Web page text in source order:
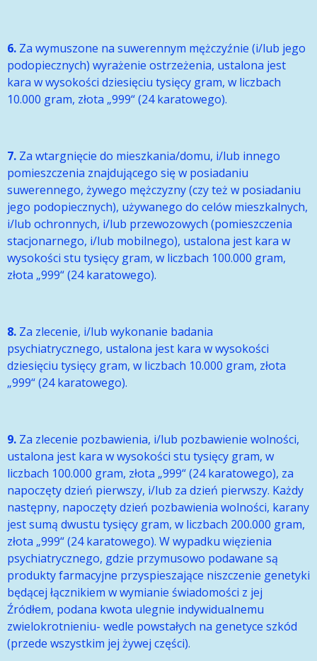
6. Za wymuszone na suwerennym mężczyźnie (i/lub jego
podopiecznych) wyrażenie ostrzeżenia, ustalona jest
kara w wysokości dziesięciu tysięcy gram, w liczbach
10.000 gram, złota „999“ (24 karatowego).
7. Za wtargnięcie do mieszkania/domu, i/lub innego
pomieszczenia znajdującego się w posiadaniu
suwerennego, żywego mężczyzny (czy też w posiadaniu
jego podopiecznych), używanego do celów mieszkalnych,
i/lub ochronnych, i/lub przewozowych (pomieszczenia
stacjonarnego, i/lub mobilnego), ustalona jest kara w
wysokości stu tysięcy gram, w liczbach 100.000 gram,
złota „999“ (24 karatowego).
8. Za zlecenie, i/lub wykonanie badania
psychiatrycznego, ustalona jest kara w wysokości
dziesięciu tysięcy gram, w liczbach 10.000 gram, złota
„999“ (24 karatowego).
9. Za zlecenie pozbawienia, i/lub pozbawienie wolności,
ustalona jest kara w wysokości stu tysięcy gram, w
liczbach 100.000 gram, złota „999“ (24 karatowego), za
napoczęty dzień pierwszy, i/lub za dzień pierwszy. Każdy
następny, napoczęty dzień pozbawienia wolności, karany
jest sumą dwustu tysięcy gram, w liczbach 200.000 gram,
złota „999“ (24 karatowego). W wypadku więzienia
psychiatrycznego, gdzie przymusowo podawane są
produkty farmacyjne przyspieszające niszczenie genetyki
będącej łącznikiem w wymianie świadomości z jej
Źródłem, podana kwota ulegnie indywidualnemu
zwielokrotnieniu- wedle powstałych na genetyce szkód
(przede wszystkim jej żywej części).